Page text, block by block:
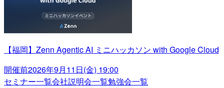
【福岡】Zenn Agentic AI ミニハッカソン with Google Cloud
開催前2026年9月11日(金) 19:00
セミナー一覧会社説明会一覧勉強会一覧